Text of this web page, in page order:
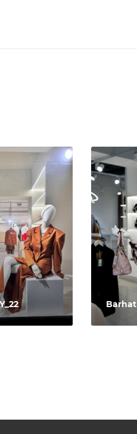
Barhat